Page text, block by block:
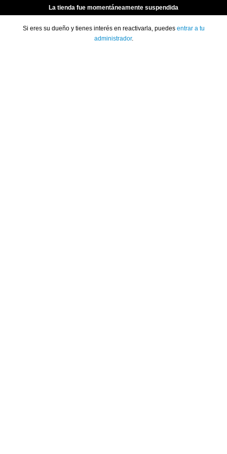
La tienda fue momentáneamente suspendida
Si eres su dueño y tienes interés en reactivarla, puedes entrar a tu
administrador.